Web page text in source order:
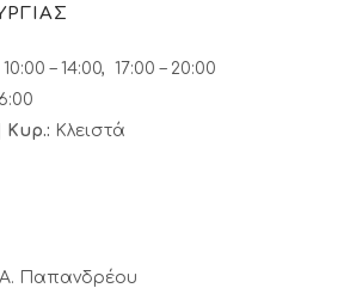
10:00 – 14:00, 17:00 – 20:00
Κυρ.: Κλειστά
Παπανδρέου